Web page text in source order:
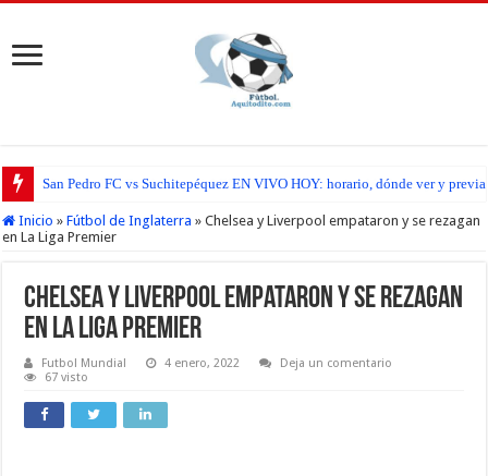
San Pedro FC vs Suchitepéquez EN VIVO HOY: horario, dónde ver y
Inicio » Fútbol de Inglaterra » Chelsea y Liverpool empataron y se rezagan
en La Liga Premier
Chelsea y Liverpool empataron y se rezagan
en La Liga Premier
Futbol Mundial 4 enero, 2022
Deja un comentario
67 visto